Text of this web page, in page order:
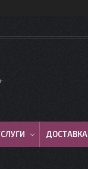
ДОСТАВКА